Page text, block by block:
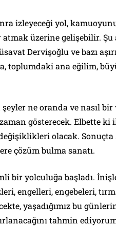
izleyeceği yol,
üzerine gelişebilir. Şu
Dervişoğlu ve bazı
toplumdaki ana eğilim,
ne oranda ve nasıl bir
gösterecek. Elbette ki
olacak. Sonuçta
çözüm bulma sanatı.
bir yolculuğa başladı.
engelleri, engebeleri,
yaşadığımız bu
tahmin